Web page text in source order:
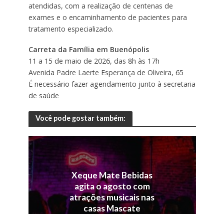
atendidas, com a realização de centenas de
exames e o encaminhamento de pacientes para
tratamento especializado.
Carreta da Família em Buenópolis
11 a 15 de maio de 2026, das 8h às 17h
Avenida Padre Laerte Esperança de Oliveira, 65
É necessário fazer agendamento junto à secretaria
de saúde
Você pode gostar também:
Xeque Mate Bebidas
agita o agosto com
atrações musicais nas
casas Mascate